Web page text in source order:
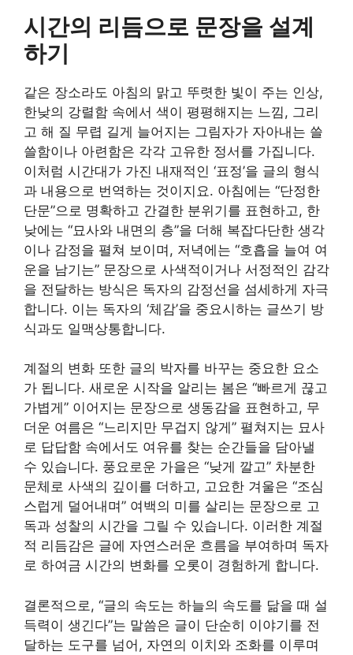
시간의 리듬으로 문장을 설계
하기
같은 장소라도 아침의 맑고 뚜렷한 빛이 주는 인상,
한낮의 강렬함 속에서 색이 평평해지는 느낌, 그리
고 해 질 무렵 길게 늘어지는 그림자가 자아내는 쓸
쓸함이나 아련함은 각각 고유한 정서를 가집니다.
이처럼 시간대가 가진 내재적인 ‘표정’을 글의 형식
과 내용으로 번역하는 것이지요. 아침에는 “단정한
단문”으로 명확하고 간결한 분위기를 표현하고, 한
낮에는 “묘사와 내면의 층”을 더해 복잡다단한 생각
이나 감정을 펼쳐 보이며, 저녁에는 “호흡을 늘여 여
운을 남기는” 문장으로 사색적이거나 서정적인 감각
을 전달하는 방식은 독자의 감정선을 섬세하게 자극
합니다. 이는 독자의 ‘체감’을 중요시하는 글쓰기 방
식과도 일맥상통합니다.
계절의 변화 또한 글의 박자를 바꾸는 중요한 요소
가 됩니다. 새로운 시작을 알리는 봄은 “빠르게 끊고
가볍게” 이어지는 문장으로 생동감을 표현하고, 무
더운 여름은 “느리지만 무겁지 않게” 펼쳐지는 묘사
로 답답함 속에서도 여유를 찾는 순간들을 담아낼
수 있습니다. 풍요로운 가을은 “낮게 깔고” 차분한
문체로 사색의 깊이를 더하고, 고요한 겨울은 “조심
스럽게 덜어내며” 여백의 미를 살리는 문장으로 고
독과 성찰의 시간을 그릴 수 있습니다. 이러한 계절
적 리듬감은 글에 자연스러운 흐름을 부여하며 독자
로 하여금 시간의 변화를 오롯이 경험하게 합니다.
결론적으로, “글의 속도는 하늘의 속도를 닮을 때 설
득력이 생긴다”는 말씀은 글이 단순히 이야기를 전
달하는 도구를 넘어, 자연의 이치와 조화를 이루며